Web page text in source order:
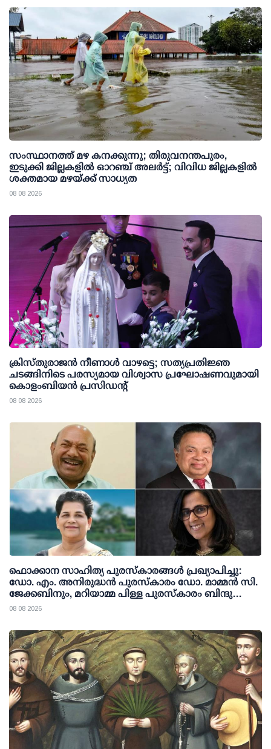
സംസ്ഥാനത്ത് മഴ കനക്കുന്നു; തിരുവനന്തപുരം,
ഇടുക്കി ജില്ലകളിൽ ഓറഞ്ച് അലർട്ട്; വിവിധ ജില്ലകളിൽ
ശക്തമായ മഴയ്ക്ക് സാധ്യത
08 08 2026
ക്രിസ്തുരാജൻ നീണാൾ വാഴട്ടെ; സത്യപ്രതിജ്ഞ
ചടങ്ങിനിടെ പരസ്യമായ വിശ്വാസ പ്രഘോഷണവുമായി
കൊളംബിയൻ പ്രസിഡന്റ്
08 08 2026
ഫൊക്കാന സാഹിത്യ പുരസ്‌കാരങ്ങള്‍ പ്രഖ്യാപിച്ചു:
ഡോ. എം. അനിരുദ്ധന്‍ പുരസ്‌കാരം ഡോ. മാമ്മന്‍ സി.
ജേക്കബിനും, മറിയാമ്മ പിള്ള പുരസ്‌കാരം ബിന്ദു
കാനയ്ക്കും
08 08 2026